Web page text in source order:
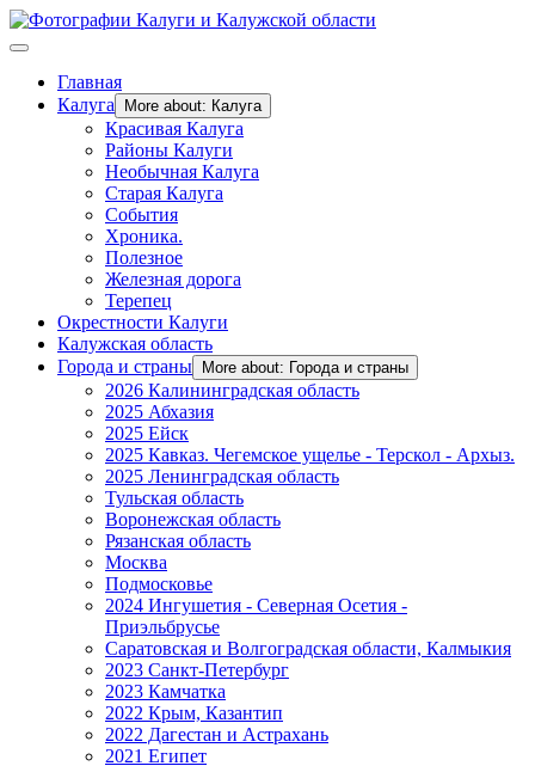
Главная
Калуга
More about: Калуга
Красивая Калуга
Районы Калуги
Необычная Калуга
Старая Калуга
События
Хроника.
Полезное
Железная дорога
Терепец
Окрестности Калуги
Калужская область
Города и страны
More about: Города и страны
2026 Калининградская область
2025 Абхазия
2025 Ейск
2025 Кавказ. Чегемское ущелье - Терскол - Архыз.
2025 Ленинградская область
Тульская область
Воронежская область
Рязанская область
Москва
Подмосковье
2024 Ингушетия - Северная Осетия -
Приэльбрусье
Саратовская и Волгоградская области, Калмыкия
2023 Санкт-Петербург
2023 Камчатка
2022 Крым, Казантип
2022 Дагестан и Астрахань
2021 Египет